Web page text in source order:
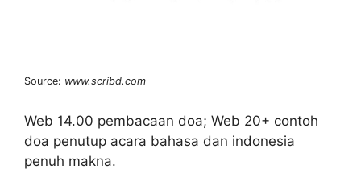
Source: www.scribd.com
Web 14.00 pembacaan doa; Web 20+ contoh
doa penutup acara bahasa dan indonesia
penuh makna.